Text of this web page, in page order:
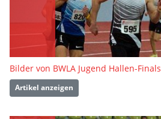
Bilder von BWLA Jugend Hallen-Finals
Artikel anzeigen